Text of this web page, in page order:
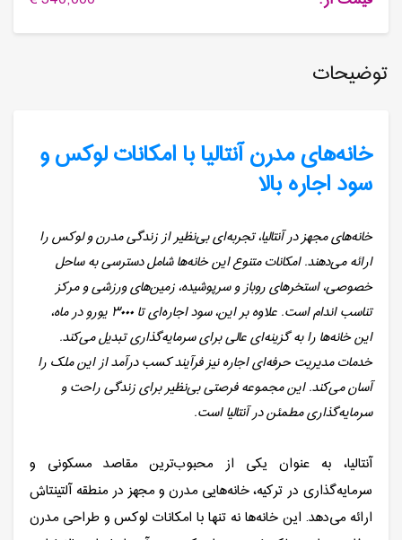
توضیحات
خانه‌های مدرن آنتالیا با امکانات لوکس و
سود اجاره بالا
خانه‌های مجهز در آنتالیا، تجربه‌ای بی‌نظیر از زندگی مدرن و لوکس را
ارائه می‌دهند. امکانات متنوع این خانه‌ها شامل دسترسی به ساحل
خصوصی، استخرهای روباز و سرپوشیده، زمین‌های ورزشی و مرکز
تناسب اندام است. علاوه بر این، سود اجاره‌ای تا ۳۰۰۰ یورو در ماه،
این خانه‌ها را به گزینه‌ای عالی برای سرمایه‌گذاری تبدیل می‌کند.
خدمات مدیریت حرفه‌ای اجاره نیز فرآیند کسب درآمد از این ملک را
آسان می‌کند. این مجموعه فرصتی بی‌نظیر برای زندگی راحت و
سرمایه‌گذاری مطمئن در آنتالیا است.
آنتالیا، به عنوان یکی از محبوب‌ترین مقاصد مسکونی و
سرمایه‌گذاری در ترکیه، خانه‌هایی مدرن و مجهز در منطقه آلتینتاش
ارائه می‌دهد. این خانه‌ها نه تنها با امکانات لوکس و طراحی مدرن